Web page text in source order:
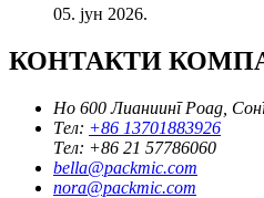
05. јун 2026.
КОНТАКТИ
Но 600 Лианиинг Роад,
Тел: +86 13701883926
Тел: +86 21 57786060
bella@packmic.com
nora@packmic.com